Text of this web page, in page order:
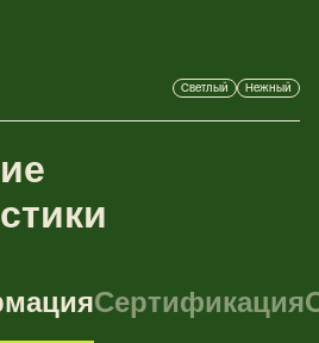
Светлый Нежный
Сертификация